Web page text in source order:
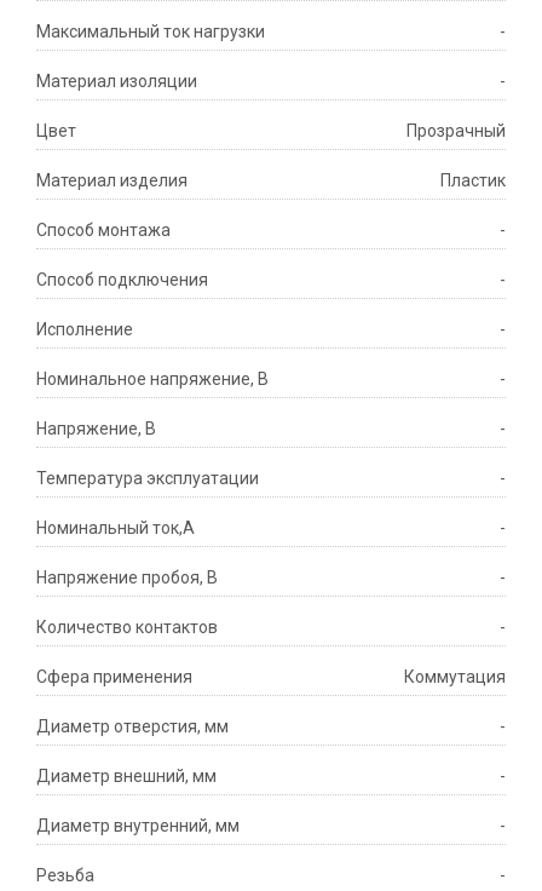
Максимальный ток нагрузки -
Материал изоляции -
Цвет Прозрачный
Материал изделия Пластик
Способ монтажа -
Способ подключения -
Исполнение -
Номинальное напряжение, В -
Напряжение, В -
Температура эксплуатации -
Номинальный ток,А -
Напряжение пробоя, В -
Количество контактов -
Сфера применения Коммутация
Диаметр отверстия, мм -
Диаметр внешний, мм -
Диаметр внутренний, мм -
Резьба -